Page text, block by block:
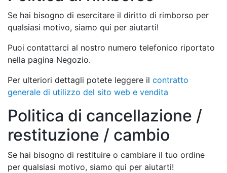
Se hai bisogno di esercitare il diritto di rimborso per
qualsiasi motivo, siamo qui per aiutarti!
Puoi contattarci al nostro numero telefonico riportato
nella pagina Negozio.
Per ulteriori dettagli potete leggere il contratto
generale di utilizzo del sito web e vendita
Politica di cancellazione /
restituzione / cambio
Se hai bisogno di restituire o cambiare il tuo ordine
per qualsiasi motivo, siamo qui per aiutarti!